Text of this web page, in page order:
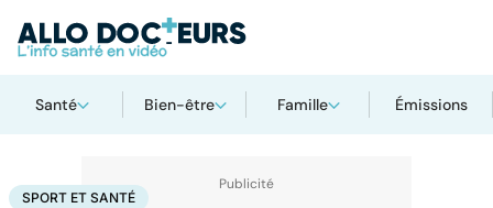
Santé Bien-être Famille Émissions
AccueilBien-êtreSport santé Sport et santé
SPORT ET SANTÉ